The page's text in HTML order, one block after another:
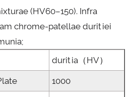
(HV60–150). Infra
chrome-patellae duritiei
duritia（HV）
1000